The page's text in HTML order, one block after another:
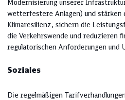
Modernisierung unserer
wetterfestere Anlagen) und stärken
Klimaresilienz, sichern die
die Verkehrswende und reduzieren
regulatorischen Anforderungen und
Soziales
Die regelmäßigen